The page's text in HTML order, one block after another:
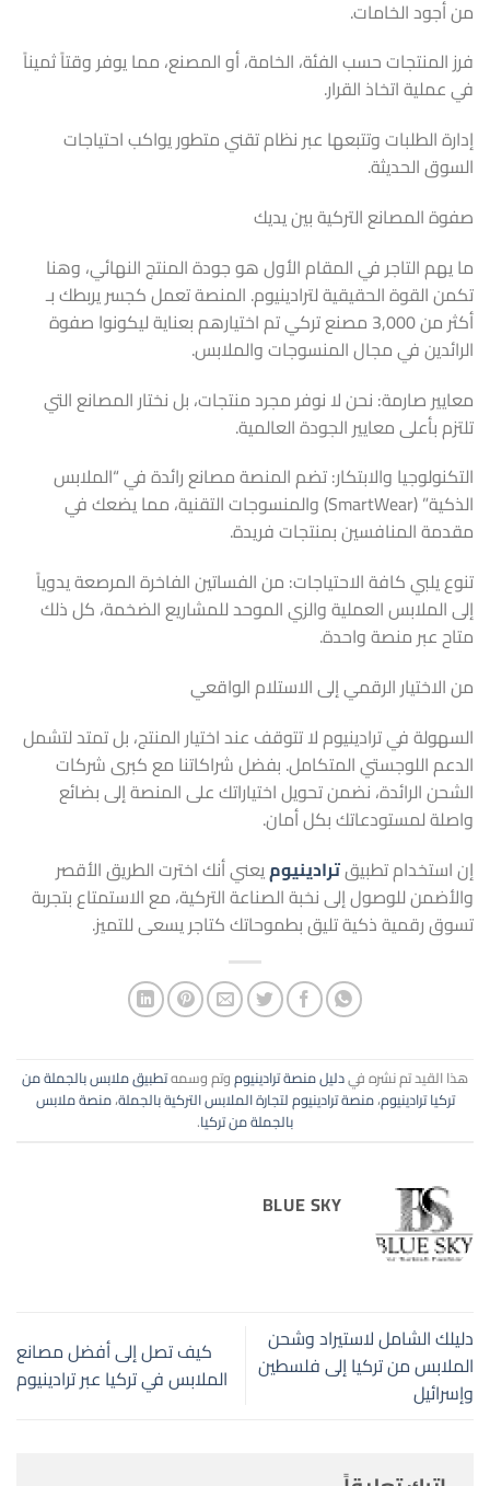
من أجود الخامات.
فرز المنتجات حسب الفئة، الخامة، أو المصنع، مما يوفر وقتاً ثميناً
في عملية اتخاذ القرار.
إدارة الطلبات وتتبعها عبر نظام تقني متطور يواكب احتياجات
السوق الحديثة.
صفوة المصانع التركية بين يديك
ما يهم التاجر في المقام الأول هو جودة المنتج النهائي، وهنا
تكمن القوة الحقيقية لترادينيوم. المنصة تعمل كجسر يربطك بـ
أكثر من 3,000 مصنع تركي تم اختيارهم بعناية ليكونوا صفوة
الرائدين في مجال المنسوجات والملابس.
معايير صارمة: نحن لا نوفر مجرد منتجات، بل نختار المصانع التي
تلتزم بأعلى معايير الجودة العالمية.
التكنولوجيا والابتكار: تضم المنصة مصانع رائدة في “الملابس
الذكية” (SmartWear) والمنسوجات التقنية، مما يضعك في
مقدمة المنافسين بمنتجات فريدة.
تنوع يلبي كافة الاحتياجات: من الفساتين الفاخرة المرصعة يدوياً
إلى الملابس العملية والزي الموحد للمشاريع الضخمة، كل ذلك
متاح عبر منصة واحدة.
من الاختيار الرقمي إلى الاستلام الواقعي
السهولة في ترادينيوم لا تتوقف عند اختيار المنتج، بل تمتد لتشمل
الدعم اللوجستي المتكامل. بفضل شراكاتنا مع كبرى شركات
الشحن الرائدة، نضمن تحويل اختياراتك على المنصة إلى بضائع
واصلة لمستودعاتك بكل أمان.
إن استخدام تطبيقترادينيوميعني أنك اخترت الطريق الأقصر
والأضمن للوصول إلى نخبة الصناعة التركية، مع الاستمتاع بتجربة
تسوق رقمية ذكية تليق بطموحاتك كتاجر يسعى للتميز.
هذا القيد تم نشره فيدليل منصة ترادينيوموتم وسمهتطبيق ملابس بالجملة من
تركيا ترادينيوم،منصة ترادينيوم لتجارة الملابس التركية بالجملة،منصة ملابس
بالجملة من تركيا.
BLUE SKY
دليلك الشامل لاستيراد وشحن
الملابس من تركيا إلى فلسطين
وإسرائيل
كيف تصل إلى أفضل مصانع
الملابس في تركيا عبر ترادينيوم